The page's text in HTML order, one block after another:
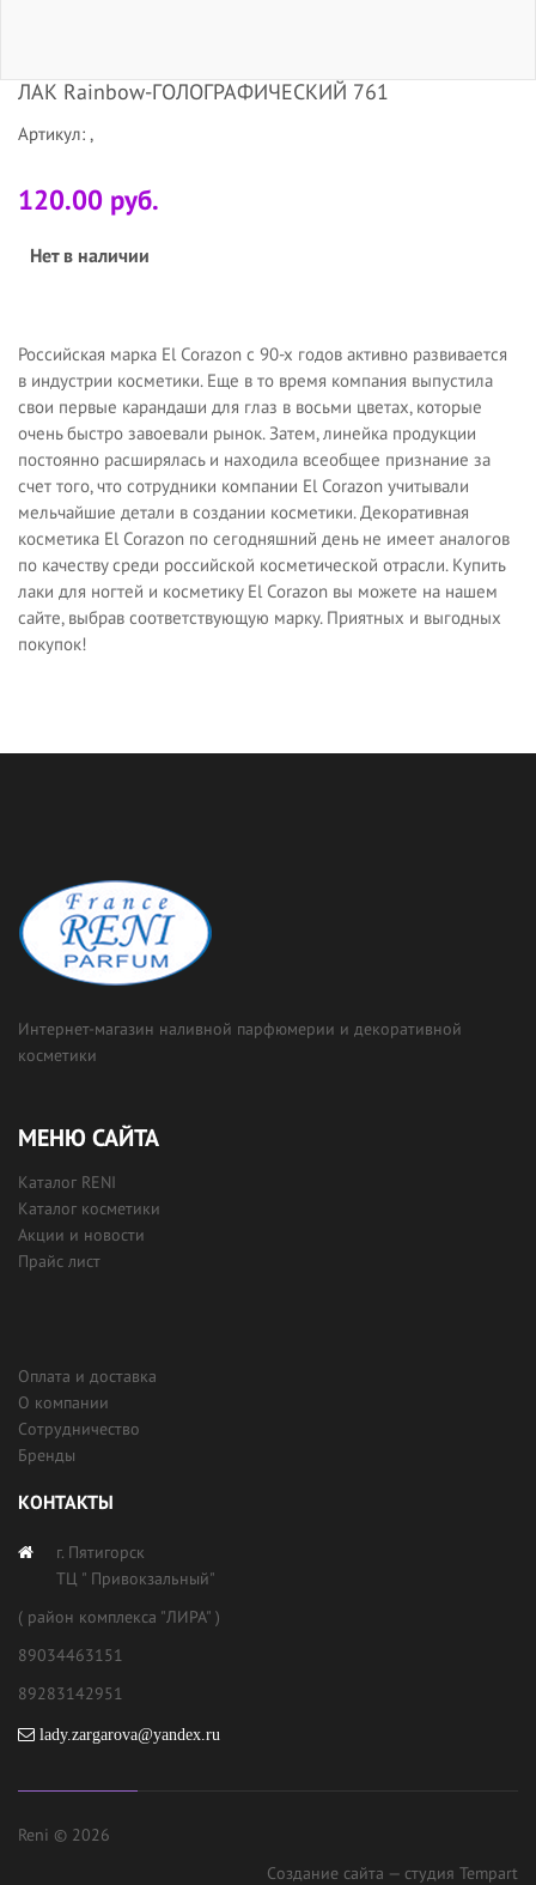
ЛАК Rainbow-ГОЛОГРАФИЧЕСКИЙ 761
Артикул: ,
120.00 руб.
Нет в наличии
Российская марка El Corazon с 90-х годов активно развивается
в индустрии косметики. Еще в то время компания выпустила
свои первые карандаши для глаз в восьми цветах, которые
очень быстро завоевали рынок. Затем, линейка продукции
постоянно расширялась и находила всеобщее признание за
счет того, что сотрудники компании El Corazon учитывали
мельчайшие детали в создании косметики. Декоративная
косметика El Corazon по сегодняшний день не имеет аналогов
по качеству среди российской косметической отрасли. Купить
лаки для ногтей и косметику El Corazon вы можете на нашем
сайте, выбрав соответствующую марку. Приятных и выгодных
покупок!
Интернет-магазин наливной парфюмерии и декоративной
косметики
МЕНЮ САЙТА
Каталог RENI
Каталог косметики
Акции и новости
Прайс лист
Оплата и доставка
О компании
Сотрудничество
Бренды
КОНТАКТЫ
г. Пятигорск
ТЦ " Привокзальный"
( район комплекса "ЛИРА" )
89034463151
89283142951
lady.zargarova@yandex.ru
Reni © 2026
Создание сайта — студия Tempart